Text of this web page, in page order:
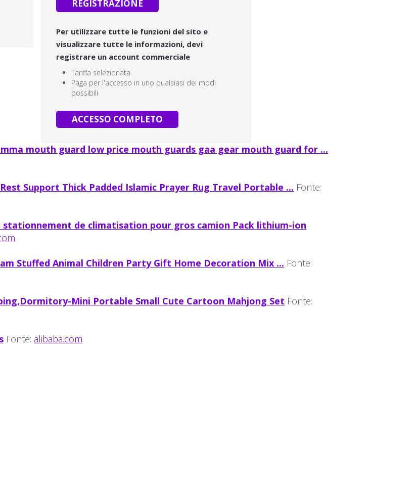
REGISTRAZIONE
Per utilizzare tutte le funzioni del sito e
visualizzare tutte le informazioni, devi
registrare un account commerciale
Tariffa selezionata
Paga per l'accesso in uno qualsiasi dei modi
possibili
ACCESSO COMPLETO
mouth guard low price mouth guards gaa gear mouth guard for ...
Support Thick Padded Islamic Prayer Rug Travel Portable ... Fonte:
stationnement de climatisation pour gros camion Pack lithium-ion
Stuffed Animal Children Party Gift Home Decoration Mix ... Fonte:
Mini Portable Small Cute Cartoon Mahjong Set Fonte:
Fonte: alibaba.com